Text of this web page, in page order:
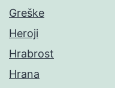
Greške
Heroji
Hrabrost
Hrana